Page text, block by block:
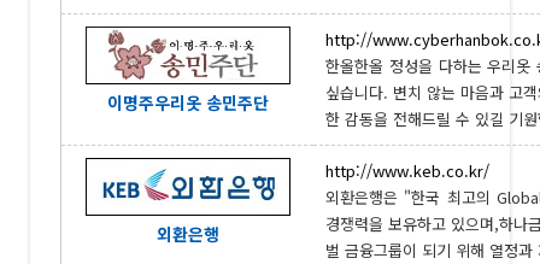
이명주우리옷 송민주단
http://
한올한올 정성을 다하는 우리옷
싶습니다. 변치 않는 마음과 고
한 감동을 전해드릴 수 있길 기
외환은행
http://www.keb.co.kr/
외환은행은 "한국 최고의
경쟁력을 보유하고 있으며,하나
벌 금융그룹이 되기 위해 열정